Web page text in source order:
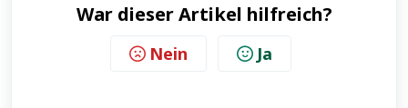
War dieser Artikel hilfreich?
Nein Ja